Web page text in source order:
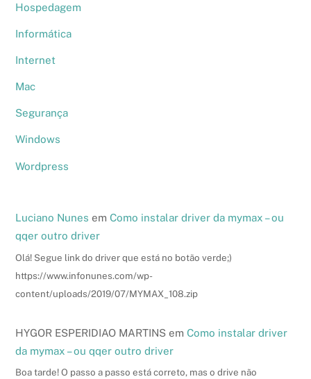
Hospedagem
Informática
Internet
Mac
Segurança
Windows
Wordpress
Luciano Nunes emComo instalar driver da mymax – ou
qqer outro driver
Olá! Segue link do driver que está no botão verde;)
https://www.infonunes.com/wp-
content/uploads/2019/07/MYMAX_108.zip
HYGOR ESPERIDIAO MARTINS emComo instalar driver
da mymax – ou qqer outro driver
Boa tarde! O passo a passo está correto, mas o drive não